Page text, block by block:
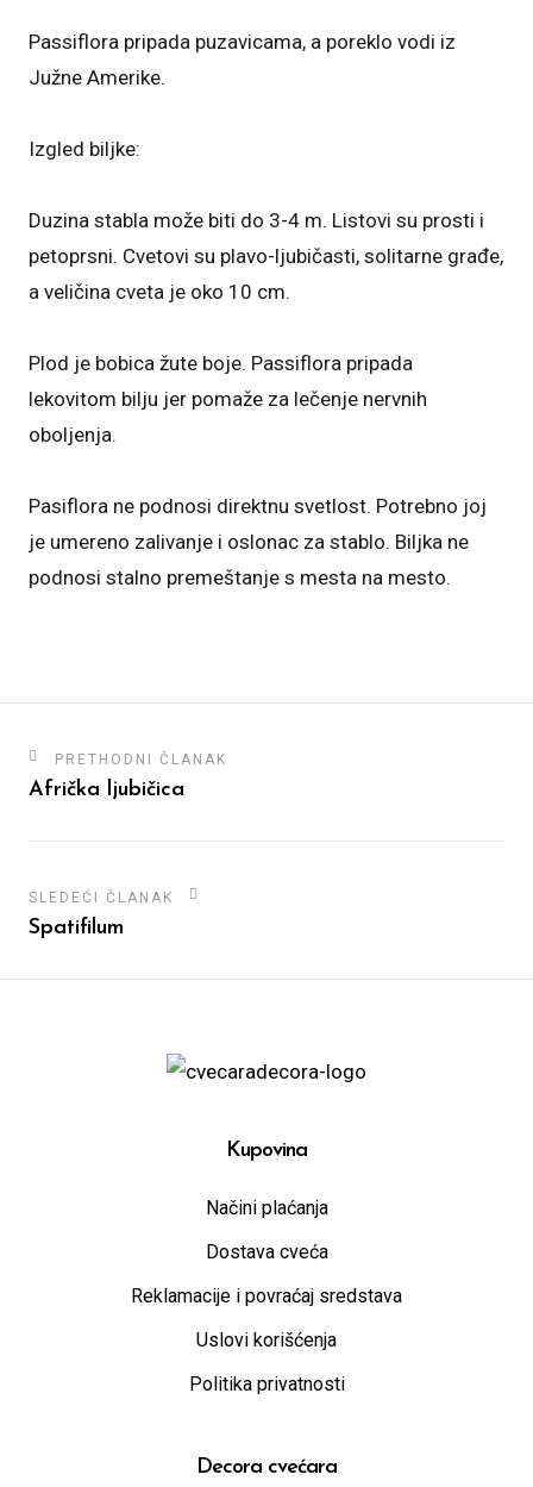
Passiflora pripada puzavicama, a poreklo vodi iz
Južne Amerike.
Izgled biljke:
Duzina stabla može biti do 3-4 m. Listovi su prosti i
petoprsni. Cvetovi su plavo-ljubičasti, solitarne građe,
a veličina cveta je oko 10 cm.
Plod je bobica žute boje. Passiflora pripada
lekovitom bilju jer pomaže za lečenje nervnih
oboljenja.
Pasiflora ne podnosi direktnu svetlost. Potrebno joj
je umereno zalivanje i oslonac za stablo. Biljka ne
podnosi stalno premeštanje s mesta na mesto.
PRETHODNI ČLANAK
Afrička ljubičica
SLEDEĆI ČLANAK
Spatifilum
Kupovina
Načini plaćanja
Dostava cveća
Reklamacije i povraćaj sredstava
Uslovi korišćenja
Politika privatnosti
Decora cvećara